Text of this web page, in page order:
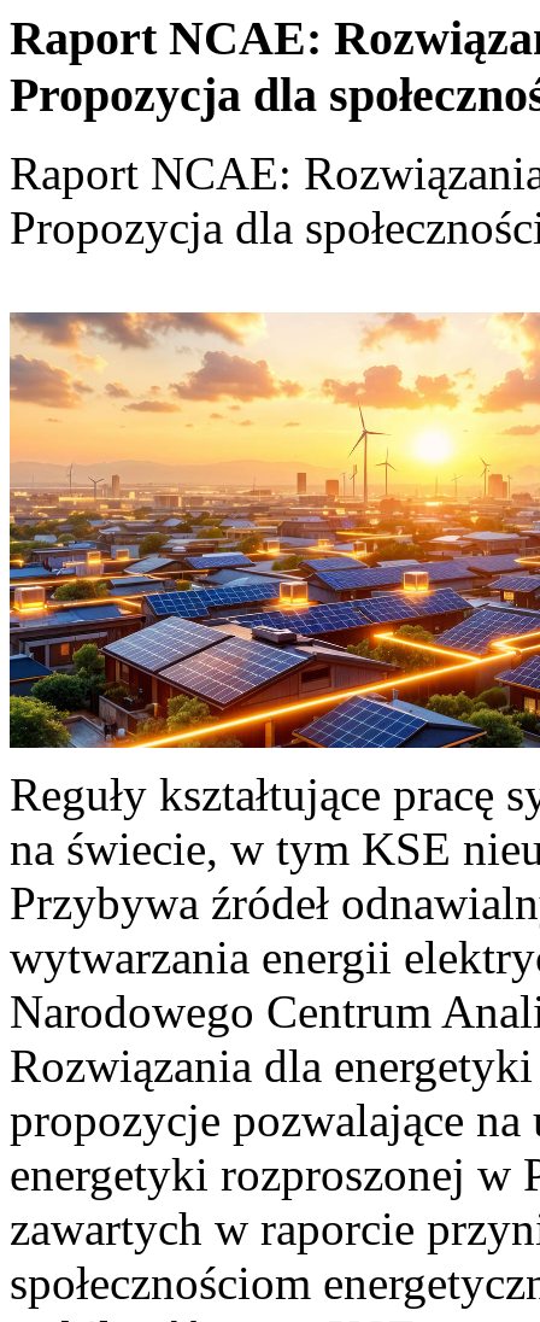
Raport NCAE:
Propozycja dla
Raport NCAE:
Propozycja dla
Reguły kształtujące pracę
na świecie, w tym KSE
Przybywa źródeł
wytwarzania energii
Narodowego Centrum
Rozwiązania dla
propozycje pozwalające
energetyki rozproszonej w
zawartych w raporcie
społecznościom